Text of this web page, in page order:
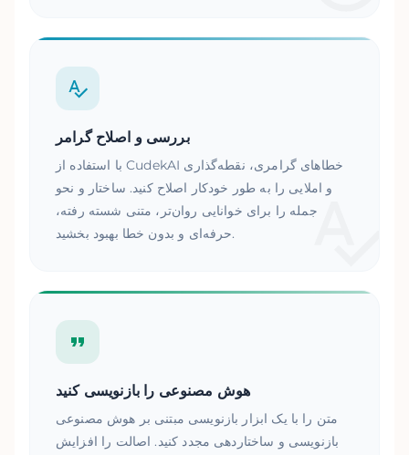
بررسی و اصلاح گرامر
با استفاده از CudekAI خطاهای گرامری، نقطه‌گذاری
و املایی را به طور خودکار اصلاح کنید. ساختار و نحو
جمله را برای خوانایی روان‌تر، متنی شسته رفته،
حرفه‌ای و بدون خطا بهبود بخشید.
هوش مصنوعی را بازنویسی کنید
متن را با یک ابزار بازنویسی مبتنی بر هوش مصنوعی
بازنویسی و ساختاردهی مجدد کنید. اصالت را افزایش